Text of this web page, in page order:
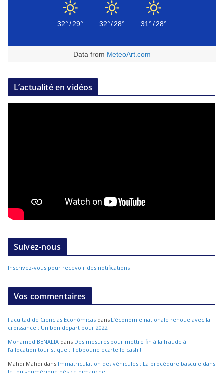
32°/29° 32°/28° 31°/28°
Data from MeteoArt.com
L’actualité en vidéos
Suivez-nous
Inscrivez-vous pour recevoir des notifications
Vos commentaires
Facultad de Ciencias Económicas dans L’économie nationale renoue avec la
croissance : Un bon départ pour 2022
Mohamed BENALIA dans Des mesures pour mettre fin à la fraude à
l’allocation touristique : Tebboune écarte le cash !
Mahdi Mahdi dans Immatriculation des véhicules : La procédure bascule dans
le tout-numérique dès ce dimanche